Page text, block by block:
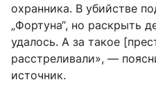
охранника. В убийстве
„Фортуна“, но раскрыть
удалось. А за такое
расстреливали», —
источник.